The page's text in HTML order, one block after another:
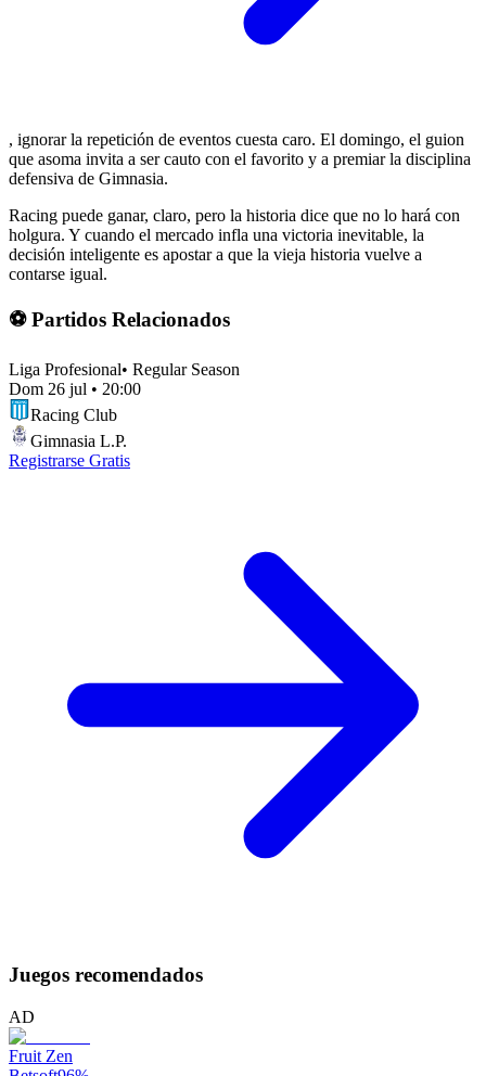
, ignorar la repetición de eventos cuesta caro. El domingo, el guion
que asoma invita a ser cauto con el favorito y a premiar la disciplina
defensiva de Gimnasia.
Racing puede ganar, claro, pero la historia dice que no lo hará con
holgura. Y cuando el mercado infla una victoria inevitable, la
decisión inteligente es apostar a que la vieja historia vuelve a
contarse igual.
⚽ Partidos Relacionados
Liga Profesional• Regular Season
Dom 26 jul • 20:00
Racing Club
Gimnasia L.P.
Registrarse Gratis
Juegos recomendados
AD
Fruit Zen